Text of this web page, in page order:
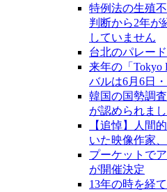
特例法の生殖
判断から2年が
していません
台北のパレー
来年の「Tokyo
バルは6月6日
韓国の国勢調
が認められま
【追悼】人間
いた映像作家
プーケットで
が開催決定
13年の時を経